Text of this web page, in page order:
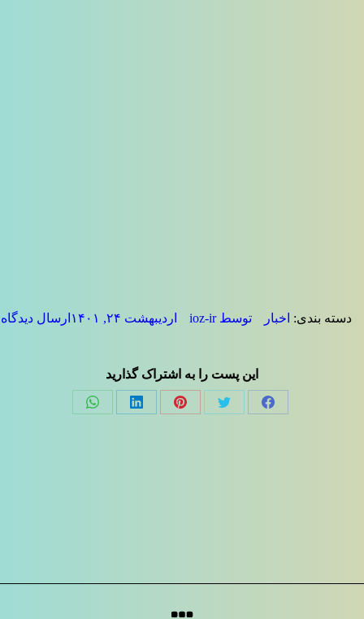
دسته بندی: اخبار توسطioz-ir اردیبهشت ۲۴, ۱۴۰۱ ارسال دیدگاه
این پست را به اشتراک گذارید
Share
Share
Share
Share
Share